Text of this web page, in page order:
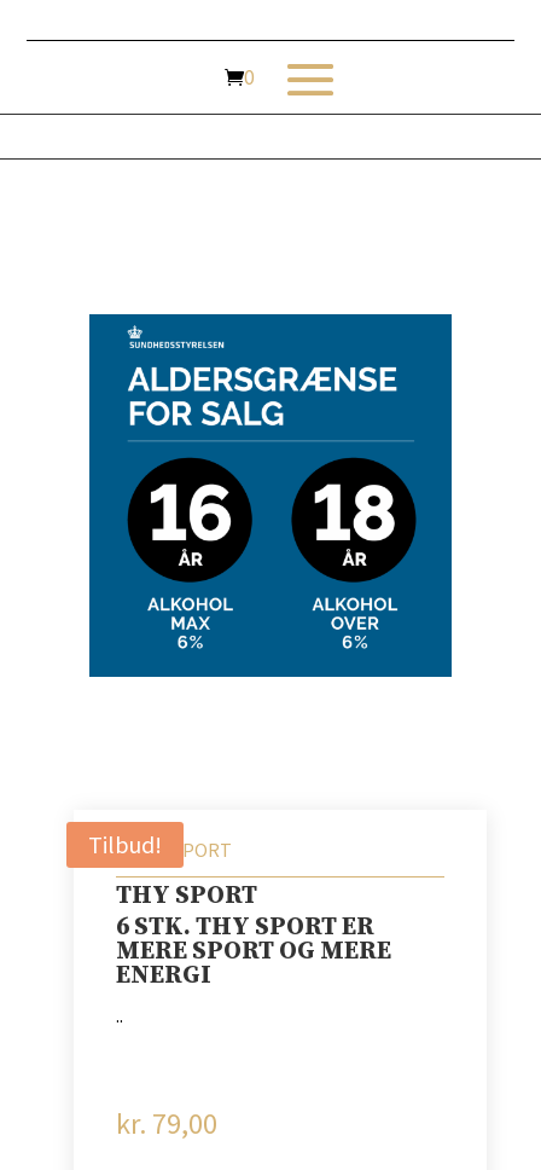
Drikkevarer
THY SPORT
6 STK. THY SPORT ER
MERE SPORT OG MERE
ENERGI
..
kr. 79,00
Tilbud!